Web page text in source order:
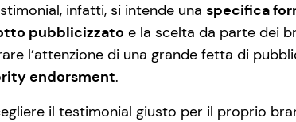
infatti, si intende una specifica
pubblicizzato e la scelta da parte dei
l’attenzione di una grande fetta di
endorsment.
il testimonial giusto per il proprio